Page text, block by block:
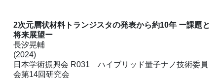
2次元層状材料トランジスタの発表から約10年 ー課題と
将来展望ー
長汐晃輔
(2024)
日本学術振興会 R031 ハイブリッド量子ナノ技術委員
会第14回研究会